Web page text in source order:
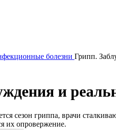
болезни Грипп.
и
сезон гриппа, врачи
их опровержение.